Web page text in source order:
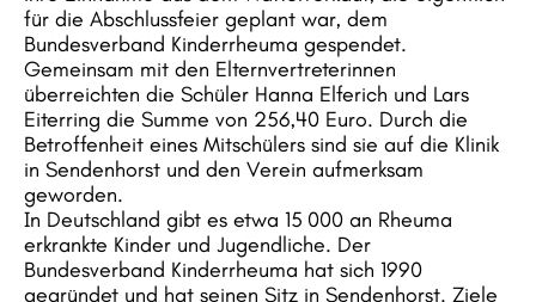
für die Abschlussfeier geplant war, dem
Bundesverband Kinderrheuma gespendet.
Gemeinsam mit den Elternvertreterinnen
überreichten die Schüler Hanna Elferich und Lars
Eiterring die Summe von 256,40 Euro. Durch die
Betroffenheit eines Mitschülers sind sie auf die Klinik
in Sendenhorst und den Verein aufmerksam
geworden.
In Deutschland gibt es etwa 15 000 an Rheuma
erkrankte Kinder und Jugendliche. Der
Bundesverband Kinderrheuma hat sich 1990
gegründet und hat seinen Sitz in Sendenhorst. Ziele